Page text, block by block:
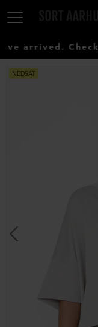
arrived. Check
NEDSAT